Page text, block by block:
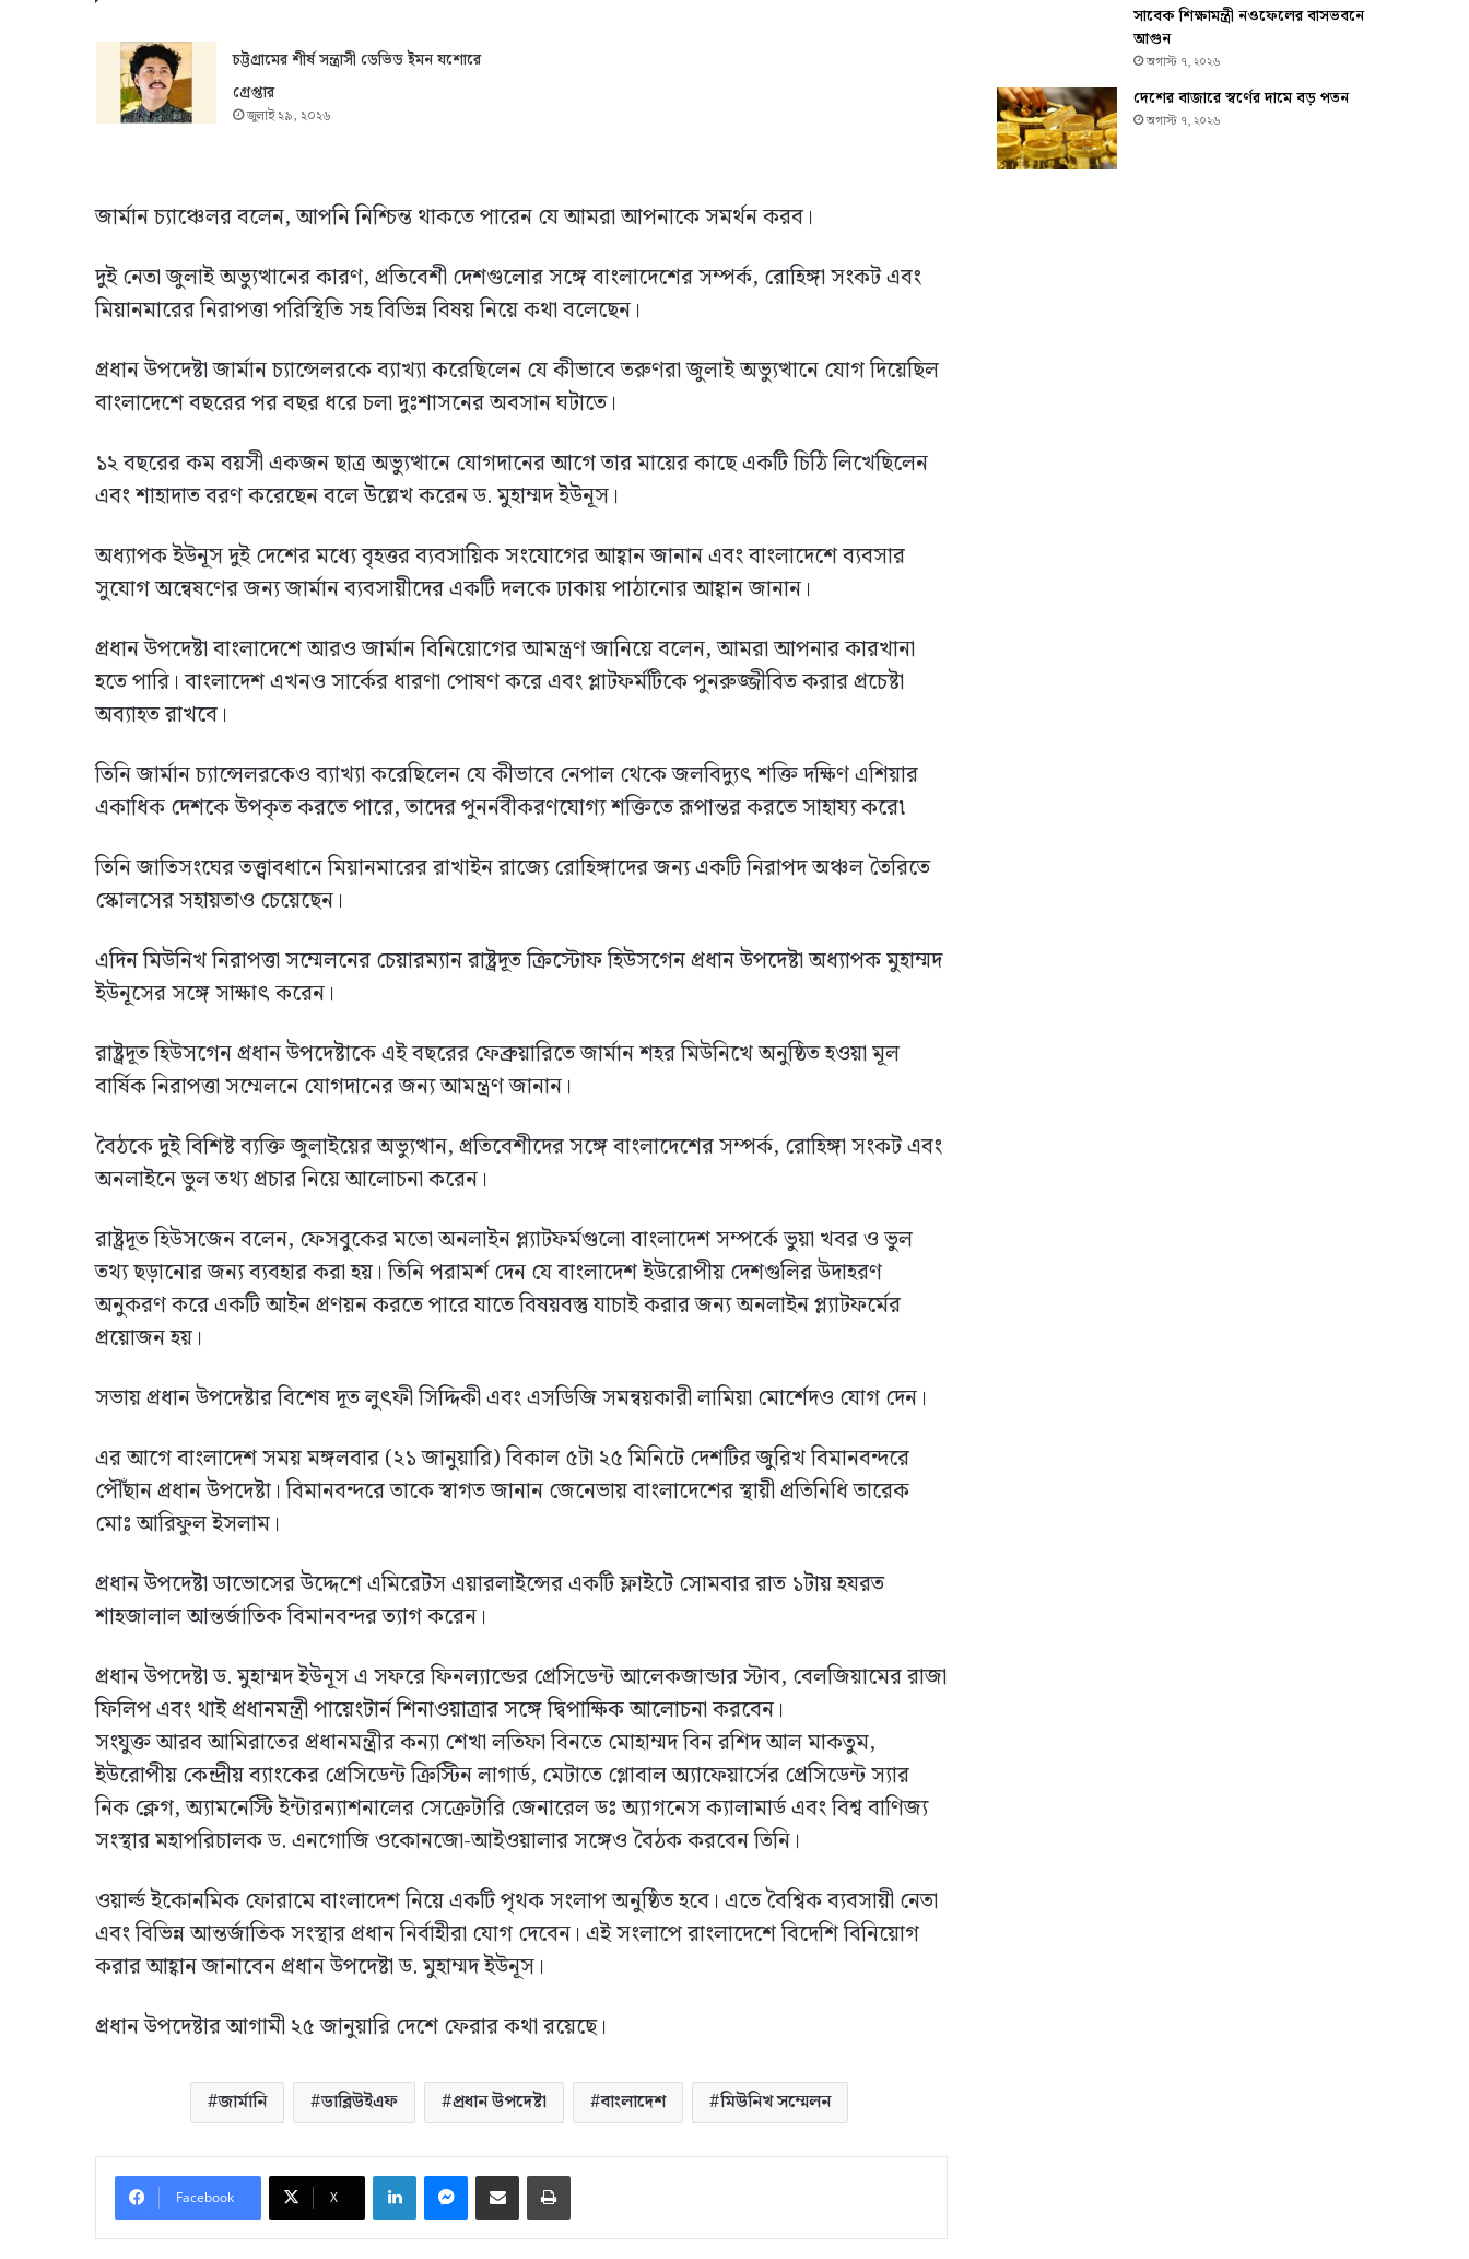
চট্টগ্রামের শীর্ষ সন্ত্রাসী ডেভিড ইমন যশোরে
গ্রেপ্তার
জুলাই ২৯, ২০২৬
জার্মান চ্যাঞ্চেলর বলেন, আপনি নিশ্চিন্ত থাকতে পারেন যে আমরা আপনাকে সমর্থন করব।
দুই নেতা জুলাই অভ্যুত্থানের কারণ, প্রতিবেশী দেশগুলোর সঙ্গে বাংলাদেশের সম্পর্ক, রোহিঙ্গা সংকট এবং
মিয়ানমারের নিরাপত্তা পরিস্থিতি সহ বিভিন্ন বিষয় নিয়ে কথা বলেছেন।
প্রধান উপদেষ্টা জার্মান চ্যান্সেলরকে ব্যাখ্যা করেছিলেন যে কীভাবে তরুণরা জুলাই অভ্যুত্থানে যোগ দিয়েছিল
বাংলাদেশে বছরের পর বছর ধরে চলা দুঃশাসনের অবসান ঘটাতে।
১২ বছরের কম বয়সী একজন ছাত্র অভ্যুত্থানে যোগদানের আগে তার মায়ের কাছে একটি চিঠি লিখেছিলেন
এবং শাহাদাত বরণ করেছেন বলে উল্লেখ করেন ড. মুহাম্মদ ইউনূস।
অধ্যাপক ইউনূস দুই দেশের মধ্যে বৃহত্তর ব্যবসায়িক সংযোগের আহ্বান জানান এবং বাংলাদেশে ব্যবসার
সুযোগ অন্বেষণের জন্য জার্মান ব্যবসায়ীদের একটি দলকে ঢাকায় পাঠানোর আহ্বান জানান।
প্রধান উপদেষ্টা বাংলাদেশে আরও জার্মান বিনিয়োগের আমন্ত্রণ জানিয়ে বলেন, আমরা আপনার কারখানা
হতে পারি। বাংলাদেশ এখনও সার্কের ধারণা পোষণ করে এবং প্লাটফর্মটিকে পুনরুজ্জীবিত করার প্রচেষ্টা
অব্যাহত রাখবে।
তিনি জার্মান চ্যান্সেলরকেও ব্যাখ্যা করেছিলেন যে কীভাবে নেপাল থেকে জলবিদ্যুৎ শক্তি দক্ষিণ এশিয়ার
একাধিক দেশকে উপকৃত করতে পারে, তাদের পুনর্নবীকরণযোগ্য শক্তিতে রূপান্তর করতে সাহায্য করে৷
তিনি জাতিসংঘের তত্ত্বাবধানে মিয়ানমারের রাখাইন রাজ্যে রোহিঙ্গাদের জন্য একটি নিরাপদ অঞ্চল তৈরিতে
স্কোলসের সহায়তাও চেয়েছেন।
এদিন মিউনিখ নিরাপত্তা সম্মেলনের চেয়ারম্যান রাষ্ট্রদূত ক্রিস্টোফ হিউসগেন প্রধান উপদেষ্টা অধ্যাপক মুহাম্মদ
ইউনূসের সঙ্গে সাক্ষাৎ করেন।
রাষ্ট্রদূত হিউসগেন প্রধান উপদেষ্টাকে এই বছরের ফেব্রুয়ারিতে জার্মান শহর মিউনিখে অনুষ্ঠিত হওয়া মূল
বার্ষিক নিরাপত্তা সম্মেলনে যোগদানের জন্য আমন্ত্রণ জানান।
বৈঠকে দুই বিশিষ্ট ব্যক্তি জুলাইয়ের অভ্যুত্থান, প্রতিবেশীদের সঙ্গে বাংলাদেশের সম্পর্ক, রোহিঙ্গা সংকট এবং
অনলাইনে ভুল তথ্য প্রচার নিয়ে আলোচনা করেন।
রাষ্ট্রদূত হিউসজেন বলেন, ফেসবুকের মতো অনলাইন প্ল্যাটফর্মগুলো বাংলাদেশ সম্পর্কে ভুয়া খবর ও ভুল
তথ্য ছড়ানোর জন্য ব্যবহার করা হয়। তিনি পরামর্শ দেন যে বাংলাদেশ ইউরোপীয় দেশগুলির উদাহরণ
অনুকরণ করে একটি আইন প্রণয়ন করতে পারে যাতে বিষয়বস্তু যাচাই করার জন্য অনলাইন প্ল্যাটফর্মের
প্রয়োজন হয়।
সভায় প্রধান উপদেষ্টার বিশেষ দূত লুৎফী সিদ্দিকী এবং এসডিজি সমন্বয়কারী লামিয়া মোর্শেদও যোগ দেন।
এর আগে বাংলাদেশ সময় মঙ্গলবার (২১ জানুয়ারি) বিকাল ৫টা ২৫ মিনিটে দেশটির জুরিখ বিমানবন্দরে
পৌঁছান প্রধান উপদেষ্টা। বিমানবন্দরে তাকে স্বাগত জানান জেনেভায় বাংলাদেশের স্থায়ী প্রতিনিধি তারেক
মোঃ আরিফুল ইসলাম।
প্রধান উপদেষ্টা ডাভোসের উদ্দেশে এমিরেটস এয়ারলাইন্সের একটি ফ্লাইটে সোমবার রাত ১টায় হযরত
শাহজালাল আন্তর্জাতিক বিমানবন্দর ত্যাগ করেন।
প্রধান উপদেষ্টা ড. মুহাম্মদ ইউনূস এ সফরে ফিনল্যান্ডের প্রেসিডেন্ট আলেকজান্ডার স্টাব, বেলজিয়ামের রাজা
ফিলিপ এবং থাই প্রধানমন্ত্রী পায়েংটার্ন শিনাওয়াত্রার সঙ্গে দ্বিপাক্ষিক আলোচনা করবেন।
সংযুক্ত আরব আমিরাতের প্রধানমন্ত্রীর কন্যা শেখা লতিফা বিনতে মোহাম্মদ বিন রশিদ আল মাকতুম,
ইউরোপীয় কেন্দ্রীয় ব্যাংকের প্রেসিডেন্ট ক্রিস্টিন লাগার্ড, মেটাতে গ্লোবাল অ্যাফেয়ার্সের প্রেসিডেন্ট স্যার
নিক ক্লেগ, অ্যামনেস্টি ইন্টারন্যাশনালের সেক্রেটারি জেনারেল ডঃ অ্যাগনেস ক্যালামার্ড এবং বিশ্ব বাণিজ্য
সংস্থার মহাপরিচালক ড. এনগোজি ওকোনজো-আইওয়ালার সঙ্গেও বৈঠক করবেন তিনি।
ওয়ার্ল্ড ইকোনমিক ফোরামে বাংলাদেশ নিয়ে একটি পৃথক সংলাপ অনুষ্ঠিত হবে। এতে বৈশ্বিক ব্যবসায়ী নেতা
এবং বিভিন্ন আন্তর্জাতিক সংস্থার প্রধান নির্বাহীরা যোগ দেবেন। এই সংলাপে রাংলাদেশে বিদেশি বিনিয়োগ
করার আহ্বান জানাবেন প্রধান উপদেষ্টা ড. মুহাম্মদ ইউনূস।
প্রধান উপদেষ্টার আগামী ২৫ জানুয়ারি দেশে ফেরার কথা রয়েছে।
জার্মানি ডাব্লিউইএফ প্রধান উপদেষ্টা বাংলাদেশ মিউনিখ সম্মেলন
Facebook X
LinkedInMessenger
ইমেইলে শেয়ার করুন প্রিন্ট
সাবেক শিক্ষামন্ত্রী নওফেলের বাসভবনে
আগুন
অগাস্ট ৭, ২০২৬
দেশের বাজারে স্বর্ণের দামে বড় পতন
অগাস্ট ৭, ২০২৬